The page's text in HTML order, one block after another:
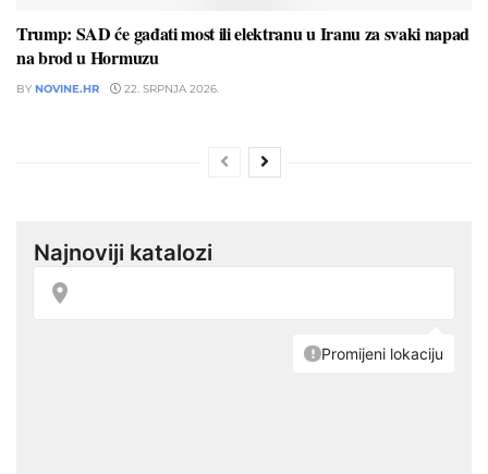
Trump: SAD će gađati most ili elektranu u Iranu za svaki napad
na brod u Hormuzu
BY NOVINE.HR 22. SRPNJA 2026.